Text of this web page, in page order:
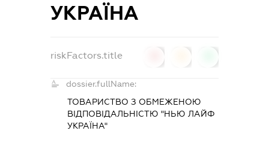
УКРАЇНА
riskFactors.title
dossier.fullName:
ТОВАРИСТВО З ОБМЕЖЕНОЮ
ВІДПОВІДАЛЬНІСТЮ "НЬЮ ЛАЙФ
УКРАЇНА"